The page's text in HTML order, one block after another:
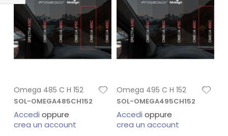
Omega 485 C H 152
SOL-OMEGA485CH152
Accedi oppure
crea un account
Omega 495 C H 152
SOL-OMEGA495CH152
Accedi oppure
crea un account